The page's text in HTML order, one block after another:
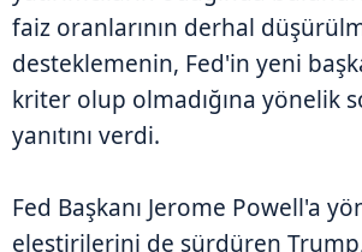
faiz oranlarının derhal
desteklemenin, Fed'in yeni
kriter olup olmadığına yönelik
yanıtını verdi.
Fed Başkanı Jerome Powell'a
eleştirilerini de sürdüren